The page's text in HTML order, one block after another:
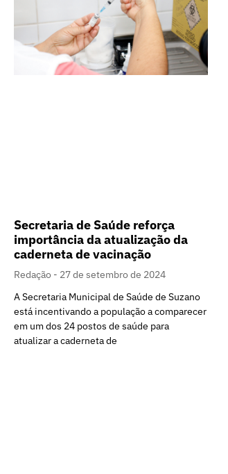
Secretaria de Saúde reforça
importância da atualização da
caderneta de vacinação
Redação
27 de setembro de 2024
A Secretaria Municipal de Saúde de Suzano
está incentivando a população a comparecer
em um dos 24 postos de saúde para
atualizar a caderneta de